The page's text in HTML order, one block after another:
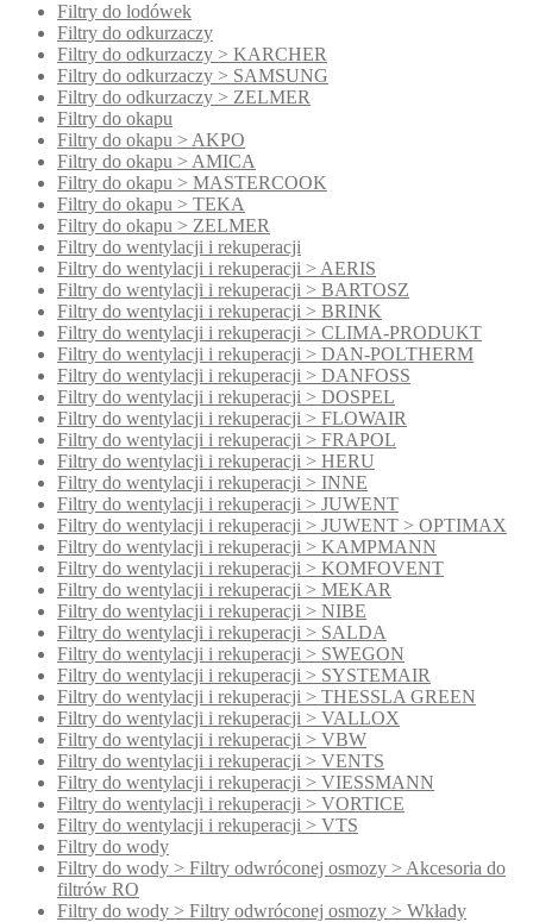
Filtry do lodówek
Filtry do odkurzaczy
Filtry do odkurzaczy > KARCHER
Filtry do odkurzaczy > SAMSUNG
Filtry do odkurzaczy > ZELMER
Filtry do okapu
Filtry do okapu > AKPO
Filtry do okapu > AMICA
Filtry do okapu > MASTERCOOK
Filtry do okapu > TEKA
Filtry do okapu > ZELMER
Filtry do wentylacji i rekuperacji
Filtry do wentylacji i rekuperacji > AERIS
Filtry do wentylacji i rekuperacji > BARTOSZ
Filtry do wentylacji i rekuperacji > BRINK
Filtry do wentylacji i rekuperacji > CLIMA-PRODUKT
Filtry do wentylacji i rekuperacji > DAN-POLTHERM
Filtry do wentylacji i rekuperacji > DANFOSS
Filtry do wentylacji i rekuperacji > DOSPEL
Filtry do wentylacji i rekuperacji > FLOWAIR
Filtry do wentylacji i rekuperacji > FRAPOL
Filtry do wentylacji i rekuperacji > HERU
Filtry do wentylacji i rekuperacji > INNE
Filtry do wentylacji i rekuperacji > JUWENT
Filtry do wentylacji i rekuperacji > JUWENT > OPTIMAX
Filtry do wentylacji i rekuperacji > KAMPMANN
Filtry do wentylacji i rekuperacji > KOMFOVENT
Filtry do wentylacji i rekuperacji > MEKAR
Filtry do wentylacji i rekuperacji > NIBE
Filtry do wentylacji i rekuperacji > SALDA
Filtry do wentylacji i rekuperacji > SWEGON
Filtry do wentylacji i rekuperacji > SYSTEMAIR
Filtry do wentylacji i rekuperacji > THESSLA GREEN
Filtry do wentylacji i rekuperacji > VALLOX
Filtry do wentylacji i rekuperacji > VBW
Filtry do wentylacji i rekuperacji > VENTS
Filtry do wentylacji i rekuperacji > VIESSMANN
Filtry do wentylacji i rekuperacji > VORTICE
Filtry do wentylacji i rekuperacji > VTS
Filtry do wody
Filtry do wody > Filtry odwróconej osmozy > Akcesoria do
filtrów RO
Filtry do wody > Filtry odwróconej osmozy > Wkłady